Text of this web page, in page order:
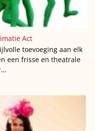
Act
toevoeging aan elk
een frisse en theatrale